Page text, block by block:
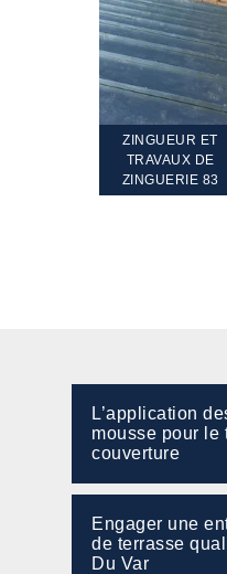
ZINGUEUR ET
TRAVAUX DE
ZINGUERIE 83
L’application
mousse pour le
couverture
Engager une
de terrasse
Du Var